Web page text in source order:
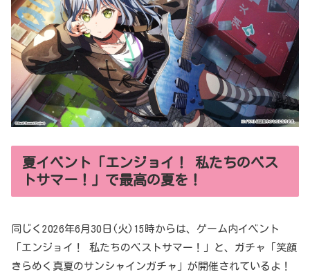
夏イベント「エンジョイ！ 私たちのベス
トサマー！」で最高の夏を！
同じく2026年6月30日(火)15時からは、ゲーム内イベント
「エンジョイ！ 私たちのベストサマー！」と、ガチャ「笑顔
きらめく真夏のサンシャインガチャ」が開催されているよ！